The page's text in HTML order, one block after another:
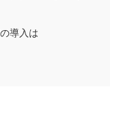
導入は